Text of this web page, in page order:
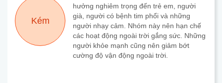
Kém
hưởng nghiêm trọng đến trẻ em, người
già, người có bệnh tim phổi và những
người nhạy cảm. Nhóm này nên hạn chế
các hoạt động ngoài trời gắng sức. Những
người khỏe mạnh cũng nên giảm bớt
cường độ vận động ngoài trời.